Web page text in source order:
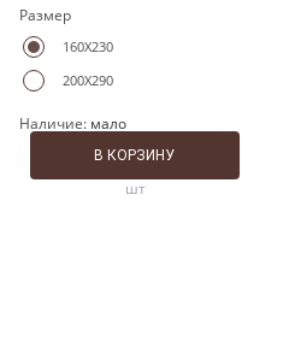
Размер
160X230
200X290
Наличие: мало
шт
В КОРЗИНУ